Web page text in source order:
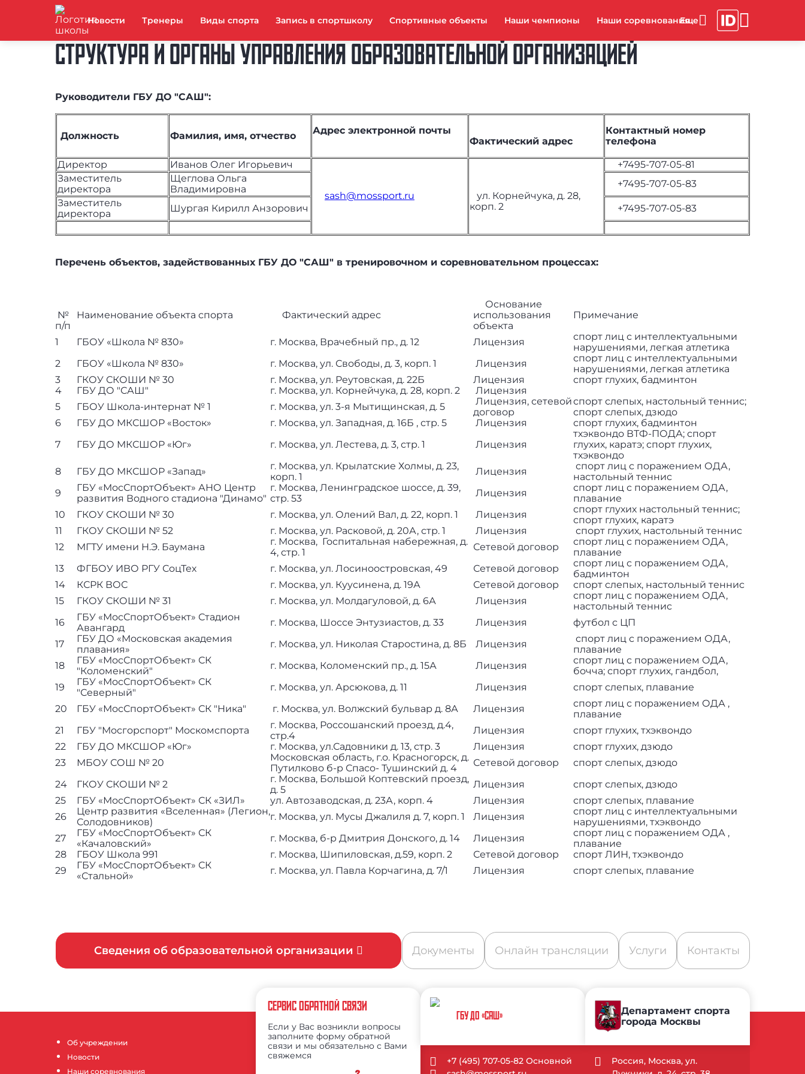
Новости Тренеры Виды спорта Запись в спортшколу Спортивные объекты Наши чемпионы Наши соревнования
СТРУКТУРА И ОРГАНЫ УПРАВЛЕНИЯ ОБРАЗОВАТЕЛЬНОЙ ОРГАНИЗАЦИЕЙ
Руководители ГБУ ДО "САШ":
Должность Фамилия, имя, отчество
Адрес электронной почты
Фактический адрес
Контактный номер
телефона
Директор Иванов Олег Игорьевич
sash@mossport.ru
ул. Корнейчука, д. 28,
корп. 2
+7495-707-05-81
Заместитель
директора
Щеглова Ольга
Владимировна
+7495-707-05-83
Заместитель
директора
Шургая Кирилл Анзорович +7495-707-05-83
Перечень объектов, задействованных ГБУ ДО "САШ" в тренировочном и соревновательном процессах:
№
п/п
Наименование объекта спорта Фактический адрес
Основание
использования
объекта
Примечание
1 ГБОУ «Школа № 830» г. Москва, Врачебный пр., д. 12 Лицензия
спорт лиц с интеллектуальными
нарушениями, легкая атлетика
2
ГБОУ «Школа № 830» г. Москва, ул. Свободы, д. 3, корп. 1 Лицензия
спорт лиц с интеллектуальными
нарушениями, легкая атлетика
3
ГКОУ СКОШИ № 30 г. Москва, ул. Реутовская, д. 22Б Лицензия
спорт глухих, бадминтон
4
ГБУ ДО "САШ" г. Москва, ул. Корнейчука, д. 28, корп. 2
Лицензия
5
ГБОУ Школа-интернат № 1 г. Москва, ул. 3-я Мытищинская, д. 5
Лицензия, сетевой
договор
спорт слепых, настольный теннис;
спорт слепых, дзюдо
6
ГБУ ДО МКСШОР «Восток» г. Москва, ул. Западная, д. 16Б , стр. 5 Лицензия
спорт глухих, бадминтон
7
ГБУ ДО МКСШОР «Юг» г. Москва, ул. Лестева, д. 3, стр. 1 Лицензия
тхэквондо ВТФ-ПОДА; спорт
глухих, каратэ; спорт глухих,
тхэквондо
8
ГБУ ДО МКСШОР «Запад»
г. Москва, ул. Крылатские Холмы, д. 23,
корп. 1
Лицензия
спорт лиц с поражением ОДА,
настольный теннис
9
ГБУ «МосСпортОбъект» АНО Центр
развития Водного стадиона "Динамо"
г. Москва, Ленинградское шоссе, д. 39,
стр. 53
Лицензия
спорт лиц с поражением ОДА,
плавание
10
ГКОУ СКОШИ № 30 г. Москва, ул. Олений Вал, д. 22, корп. 1 Лицензия
спорт глухих настольный теннис;
спорт глухих, каратэ
11
ГКОУ СКОШИ № 52 г. Москва, ул. Расковой, д. 20А, стр. 1 Лицензия
спорт глухих, настольный теннис
12
МГТУ имени Н.Э. Баумана
г. Москва, Госпитальная набережная, д.
4, стр. 1
Сетевой договор
спорт лиц с поражением ОДА,
плавание
13
ФГБОУ ИВО РГУ СоцТех г. Москва, ул. Лосиноостровская, 49 Сетевой договор
спорт лиц с поражением ОДА,
бадминтон
14
КСРК ВОС г. Москва, ул. Куусинена, д. 19А Сетевой договор
спорт слепых, настольный теннис
15
ГКОУ СКОШИ № 31 г. Москва, ул. Молдагуловой, д. 6А Лицензия
спорт лиц с поражением ОДА,
настольный теннис
16
ГБУ «МосСпортОбъект» Стадион
Авангард
г. Москва, Шоссе Энтузиастов, д. 33 Лицензия
футбол с ЦП
17
ГБУ ДО «Московская академия
плавания»
г. Москва, ул. Николая Старостина, д. 8Б Лицензия
спорт лиц с поражением ОДА,
плавание
18
ГБУ «МосСпортОбъект» СК
"Коломенский"
г. Москва, Коломенский пр., д. 15А Лицензия
спорт лиц с поражением ОДА,
бочча; спорт глухих, гандбол,
19
ГБУ «МосСпортОбъект» СК
"Северный"
г. Москва, ул. Арсюкова, д. 11 Лицензия
спорт слепых, плавание
20
ГБУ «МосСпортОбъект» СК "Ника" г. Москва, ул. Волжский бульвар д. 8А Лицензия
спорт лиц с поражением ОДА ,
плавание
21
ГБУ "Мосгорспорт" Москомспорта
г. Москва, Россошанский проезд, д.4,
стр.4
Лицензия
спорт глухих, тхэквондо
22
ГБУ ДО МКСШОР «Юг» г. Москва, ул.Садовники д. 13, стр. 3 Лицензия
спорт глухих, дзюдо
23
МБОУ СОШ № 20
Московская область, г.о. Красногорск, д.
Путилково б-р Спасо- Тушинский д. 4
Сетевой договор
спорт слепых, дзюдо
24
ГКОУ СКОШИ № 2
г. Москва, Большой Коптевский проезд,
д. 5
Лицензия
спорт слепых, дзюдо
25
ГБУ «МосСпортОбъект» СК «ЗИЛ» ул. Автозаводская, д. 23А, корп. 4 Лицензия
спорт слепых, плавание
26
Центр развития «Вселенная» (Легион,
Солодовников)
г. Москва, ул. Мусы Джалиля д. 7, корп. 1 Лицензия
спорт лиц с интеллектуальными
нарушениями, тхэквондо
27
ГБУ «МосСпортОбъект» СК
«Качаловский»
г. Москва, б-р Дмитрия Донского, д. 14 Лицензия
спорт лиц с поражением ОДА ,
плавание
28
ГБОУ Школа 991 г. Москва, Шипиловская, д.59, корп. 2 Сетевой договор
спорт ЛИН, тхэквондо
29
ГБУ «МосСпортОбъект» СК
«Стальной»
г. Москва, ул. Павла Корчагина, д. 7/1 Лицензия спорт слепых, плавание
Сведения об образовательной организации Документы Онлайн трансляции Услуги Контакты
Об учреждении
Новости
Наши соревнования
СЕРВИС ОБРАТНОЙ СВЯЗИ
Если у Вас возникли вопросы
заполните форму обратной
связи и мы обязательно с Вами
свяжемся
ГБУ ДО «САШ»
+7 (495) 707-05-82 Основной
Департамент спорта
города Москвы
Россия, Москва, ул.